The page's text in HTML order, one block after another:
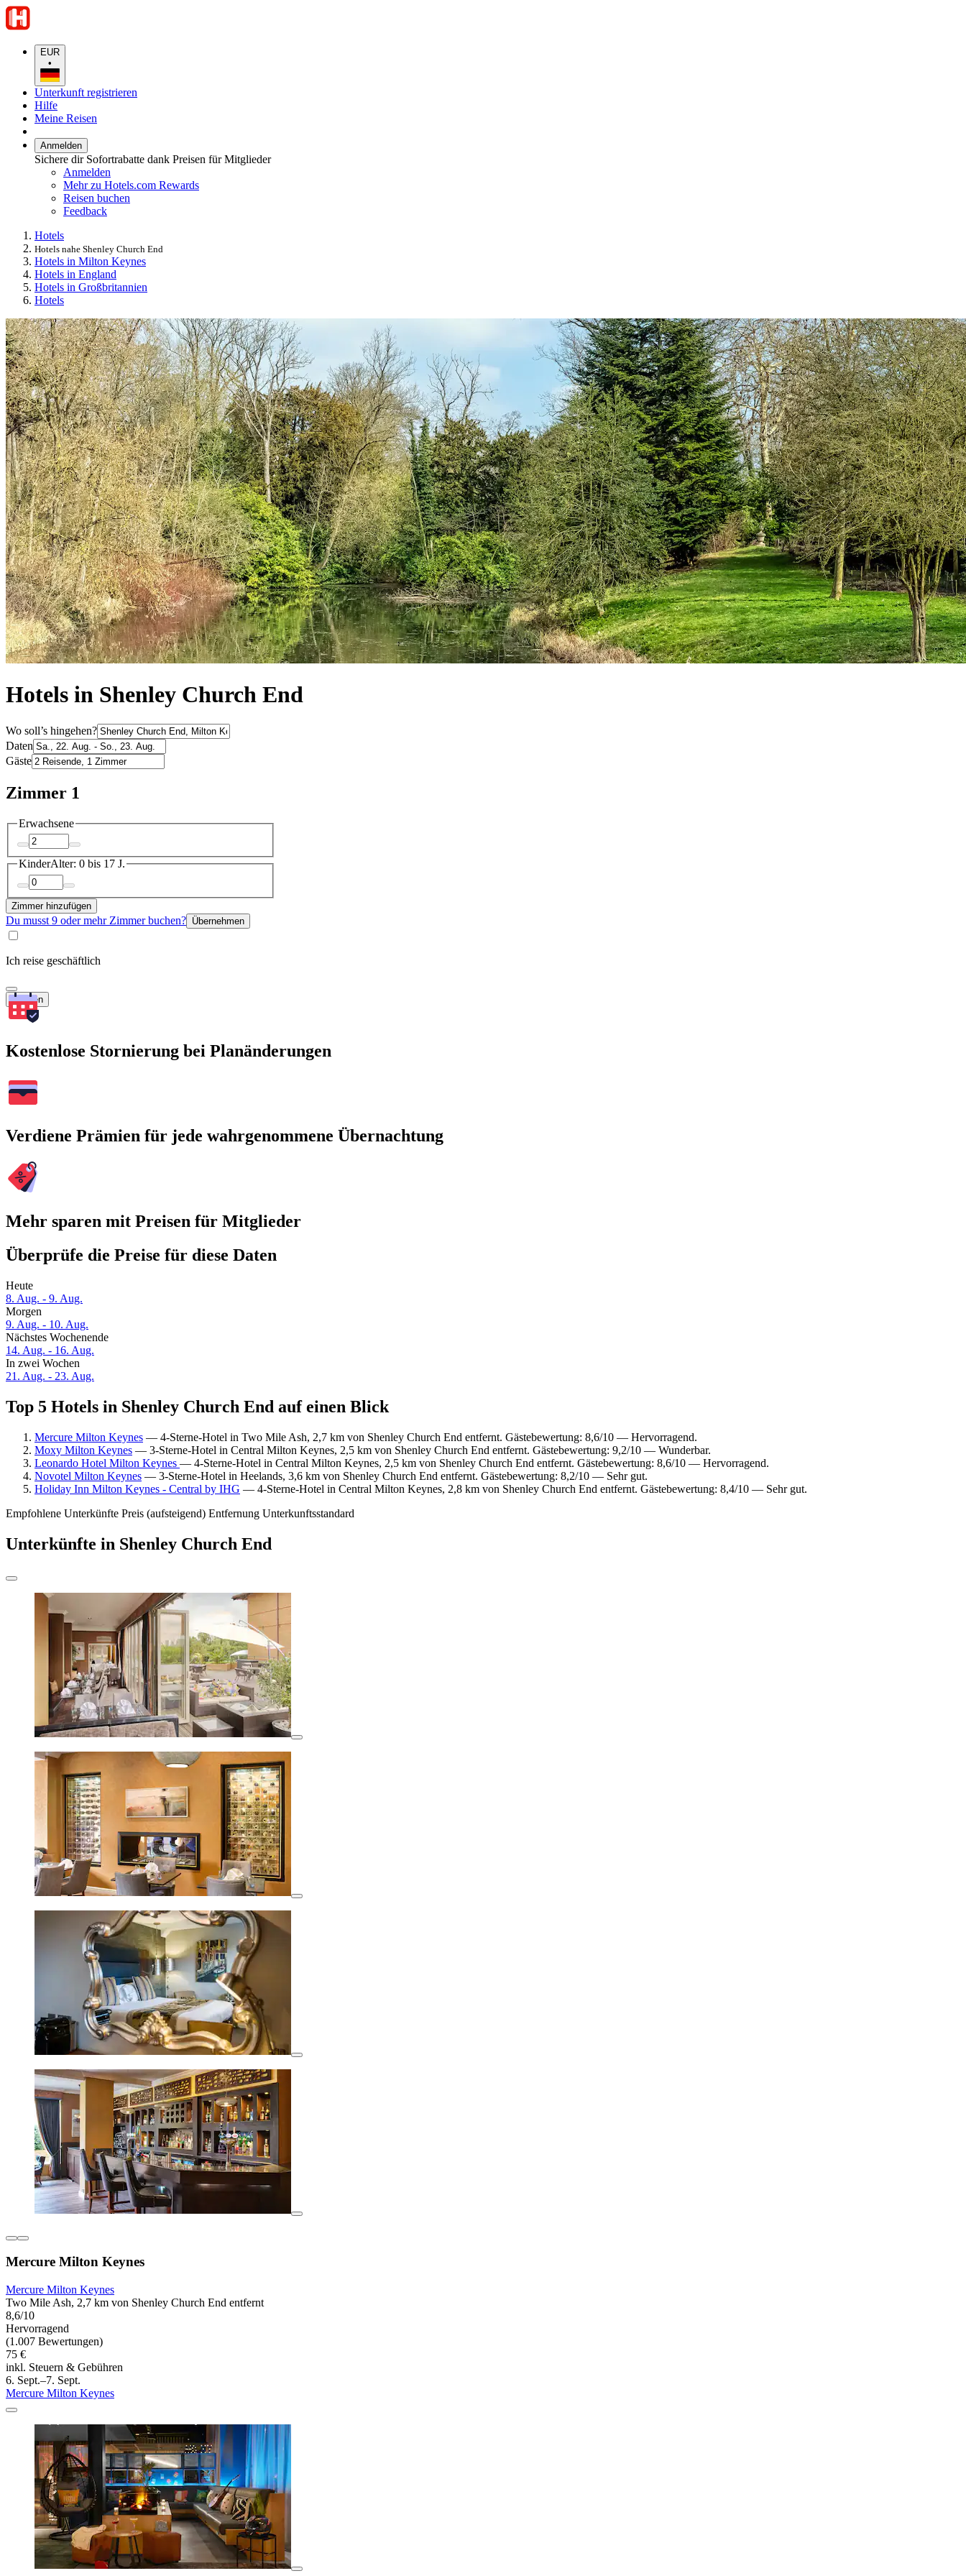
EUR
•
Unterkunft registrieren
Hilfe
Meine Reisen
Anmelden
Sichere dir Sofortrabatte dank Preisen für Mitglieder
Anmelden
Mehr zu Hotels.com Rewards
Reisen buchen
Feedback
Hotels
Hotels nahe Shenley Church End
Hotels in Milton Keynes
Hotels in England
Hotels in Großbritannien
Hotels
Hotels in Shenley Church End
Wo soll’s hingehen?
Daten
Gäste
Zimmer 1
Erwachsene
KinderAlter: 0 bis 17 J.
Zimmer hinzufügen
Du musst 9 oder mehr Zimmer buchen? Übernehmen
Ich reise geschäftlich
Suchen
Kostenlose Stornierung bei Planänderungen
Verdiene Prämien für jede wahrgenommene Übernachtung
Mehr sparen mit Preisen für Mitglieder
Überprüfe die Preise für diese Daten
Heute
8. Aug. - 9. Aug.
Morgen
9. Aug. - 10. Aug.
Nächstes Wochenende
14. Aug. - 16. Aug.
In zwei Wochen
21. Aug. - 23. Aug.
Top 5 Hotels in Shenley Church End auf einen Blick
Mercure Milton Keynes — 4-Sterne-Hotel in Two Mile Ash, 2,7 km von Shenley Church End entfernt. Gästebewertung: 8,6/10 — Hervorragend.
Moxy Milton Keynes — 3-Sterne-Hotel in Central Milton Keynes, 2,5 km von Shenley Church End entfernt. Gästebewertung: 9,2/10 — Wunderbar.
Leonardo Hotel Milton Keynes — 4-Sterne-Hotel in Central Milton Keynes, 2,5 km von Shenley Church End entfernt. Gästebewertung: 8,6/10 — Hervorragend.
Novotel Milton Keynes — 3-Sterne-Hotel in Heelands, 3,6 km von Shenley Church End entfernt. Gästebewertung: 8,2/10 — Sehr gut.
Holiday Inn Milton Keynes - Central by IHG — 4-Sterne-Hotel in Central Milton Keynes, 2,8 km von Shenley Church End entfernt. Gästebewertung: 8,4/10 — Sehr gut.
Empfohlene Unterkünfte Preis (aufsteigend) Entfernung Unterkunftsstandard
Unterkünfte in Shenley Church End
Mercure Milton Keynes
Mercure Milton Keynes
Two Mile Ash, 2,7 km von Shenley Church End entfernt
8,6/10
Hervorragend
(1.007 Bewertungen)
75 €
inkl. Steuern & Gebühren
6. Sept.–7. Sept.
Mercure Milton Keynes